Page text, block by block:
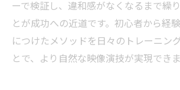
ーで検証し、違和感がなくなるまで繰
とが成功への近道です。初心者から経
につけたメソッドを日々のトレーニン
とで、より自然な映像演技が実現できま